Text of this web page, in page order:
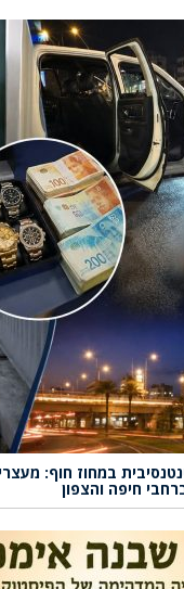
במחוז חוף:
חיפה והצפון